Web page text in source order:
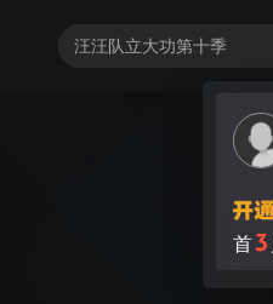
首3